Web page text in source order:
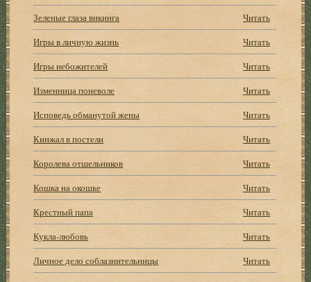
Зеленые глаза викинга
Читать
Игры в личную жизнь
Читать
Игры небожителей
Читать
Изменница поневоле
Читать
Исповедь обманутой жены
Читать
Кинжал в постели
Читать
Королева отшельников
Читать
Кошка на окошке
Читать
Крестный папа
Читать
Кукла-любовь
Читать
Личное дело соблазнительницы
Читать